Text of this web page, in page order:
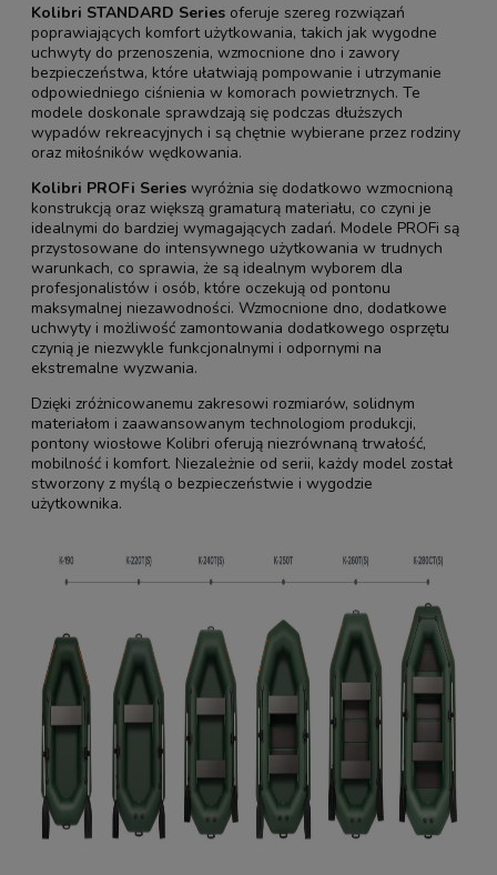
Kolibri STANDARD Series oferuje szereg rozwiązań
poprawiających komfort użytkowania, takich jak wygodne
uchwyty do przenoszenia, wzmocnione dno i zawory
bezpieczeństwa, które ułatwiają pompowanie i utrzymanie
odpowiedniego ciśnienia w komorach powietrznych. Te
modele doskonale sprawdzają się podczas dłuższych
wypadów rekreacyjnych i są chętnie wybierane przez rodziny
oraz miłośników wędkowania.
Kolibri PROFi Series wyróżnia się dodatkowo wzmocnioną
konstrukcją oraz większą gramaturą materiału, co czyni je
idealnymi do bardziej wymagających zadań. Modele PROFi są
przystosowane do intensywnego użytkowania w trudnych
warunkach, co sprawia, że są idealnym wyborem dla
profesjonalistów i osób, które oczekują od pontonu
maksymalnej niezawodności. Wzmocnione dno, dodatkowe
uchwyty i możliwość zamontowania dodatkowego osprzętu
czynią je niezwykle funkcjonalnymi i odpornymi na
ekstremalne wyzwania.
Dzięki zróżnicowanemu zakresowi rozmiarów, solidnym
materiałom i zaawansowanym technologiom produkcji,
pontony wiosłowe Kolibri oferują niezrównaną trwałość,
mobilność i komfort. Niezależnie od serii, każdy model został
stworzony z myślą o bezpieczeństwie i wygodzie
użytkownika.